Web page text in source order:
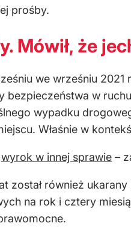
prośby.
Mówił, że
we wrześniu
bezpieczeństwa w
wypadku
Właśnie w
wyrok w innej sprawie –
został również
na rok i cztery